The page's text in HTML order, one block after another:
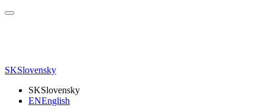
SKSlovensky
SKSlovensky
ENEnglish